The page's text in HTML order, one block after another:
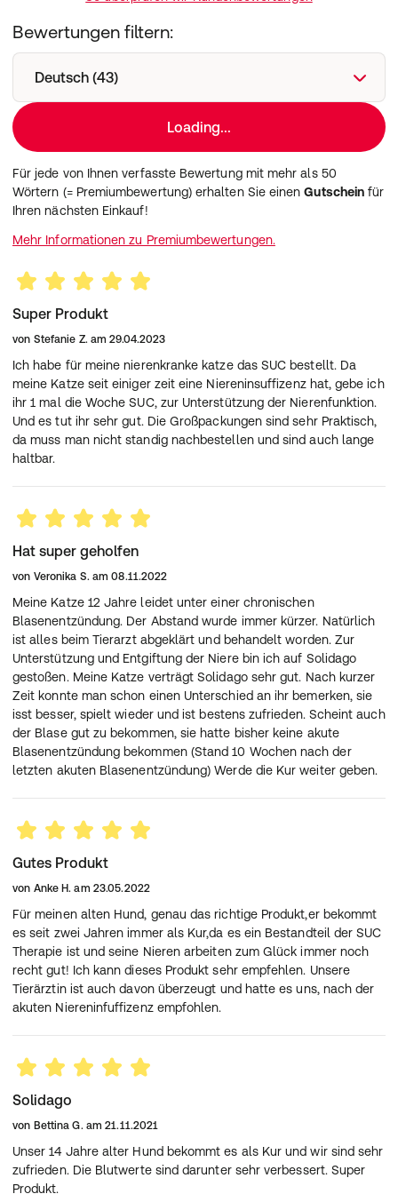
Tierhalter finden in den Beipackzetteln die für
verschiedene Tierarten angepassten
Dosierungshinweise.
gute Verträglichkeit aus, sind dadurch auch zur
langfristigen Gabe geeignet und können je nach
Erkrankung entweder einzeln oder in Kombination mit
anderen Medikamenten verabreicht werden.
…wirken an zahlreichen Stellen des Körpers (multitarget)
Gut verträglich
Nebenwirkungsarm
Mit anderen Arzneimitteln kombinierbar
Zieltierart:
Hunde, Katzen, Kleinnager, Ziervögel.
Anwendung:
Öffnen Sie die Ampulle
Verabreichung
zur oralen Aufnahme
zur Gabe über das Futter
direkt als Injektion
Pflichttext:
Registriertes homöopathisches Arzneimittel, daher ohne
Angabe einer therapeutischen Indikation.
Tierarzt oder in Ihrer Apotheke.
Biologische Heilmittel Heel GmbH, 76532 Baden-Baden,
Dezember 2023
Bewertungen filtern:
Deutsch (43)
Loading...
Für jede von Ihnen verfasste Bewertung mit mehr als 50
Wörtern (= Premiumbewertung) erhalten Sie einenGutschein für
Ihren nächsten Einkauf!
Mehr Informationen zu Premiumbewertungen.
Super Produkt
von Stefanie Z. am 29.04.2023
Ich habe für meine nierenkranke katze das SUC bestellt. Da
meine Katze seit einiger zeit eine Niereninsuffizenz hat, gebe ich
ihr 1 mal die Woche SUC, zur Unterstützung der Nierenfunktion.
Und es tut ihr sehr gut. Die Großpackungen sind sehr Praktisch,
da muss man nicht standig nachbestellen und sind auch lange
haltbar.
Hat super geholfen
von Veronika S. am 08.11.2022
Meine Katze 12 Jahre leidet unter einer chronischen
Blasenentzündung. Der Abstand wurde immer kürzer. Natürlich
ist alles beim Tierarzt abgeklärt und behandelt worden. Zur
Unterstützung und Entgiftung der Niere bin ich auf Solidago
gestoßen. Meine Katze verträgt Solidago sehr gut. Nach kurzer
Zeit konnte man schon einen Unterschied an ihr bemerken, sie
isst besser, spielt wieder und ist bestens zufrieden. Scheint auch
der Blase gut zu bekommen, sie hatte bisher keine akute
Blasenentzündung bekommen (Stand 10 Wochen nach der
letzten akuten Blasenentzündung) Werde die Kur weiter geben.
Gutes Produkt
von Anke H. am 23.05.2022
Für meinen alten Hund, genau das richtige Produkt,er bekommt
es seit zwei Jahren immer als Kur,da es ein Bestandteil der SUC
Therapie ist und seine Nieren arbeiten zum Glück immer noch
recht gut! Ich kann dieses Produkt sehr empfehlen. Unsere
Tierärztin ist auch davon überzeugt und hatte es uns, nach der
akuten Niereninfuffizenz empfohlen.
Solidago
von Bettina G. am 21.11.2021
Unser 14 Jahre alter Hund bekommt es als Kur und wir sind sehr
zufrieden. Die Blutwerte sind darunter sehr verbessert. Super
Produkt.